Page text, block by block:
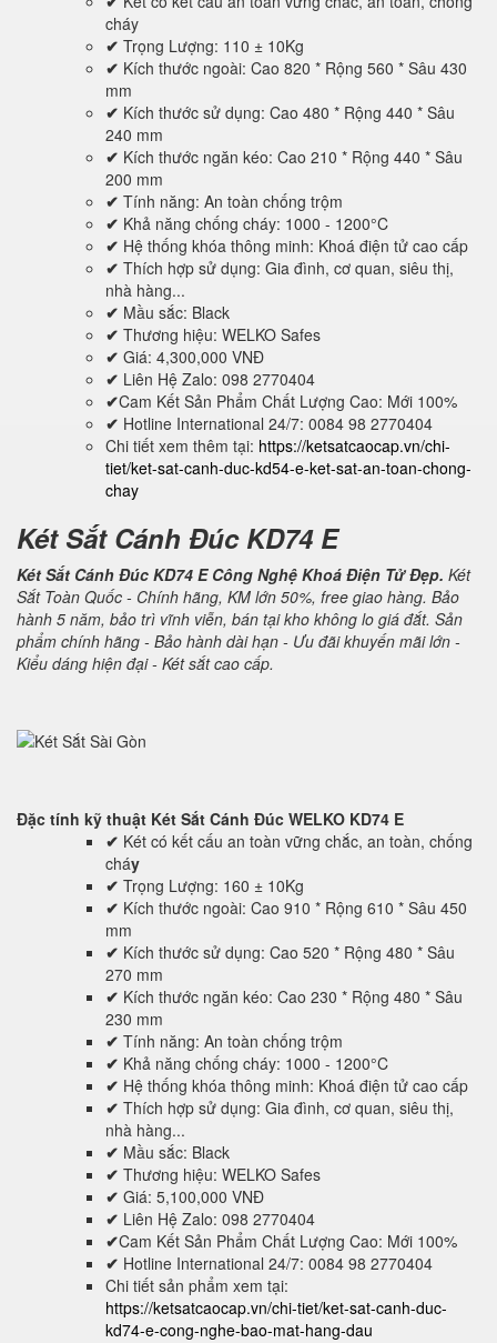
cháy
✔ Trọng Lượng: 110 ± 10Kg
✔ Kích thước ngoài: Cao 820 * Rộng 560 * Sâu 430
mm
✔ Kích thước sử dụng: Cao 480 * Rộng 440 * Sâu
240 mm
✔ Kích thước ngăn kéo: Cao 210 * Rộng 440 * Sâu
200 mm
✔ Tính năng: An toàn chống trộm
✔ Khả năng chống cháy: 1000 - 1200°C
✔ Hệ thống khóa thông minh: Khoá điện tử cao cấp
✔ Thích hợp sử dụng: Gia đình, cơ quan, siêu thị,
nhà hàng...
✔ Mầu sắc: Black
✔ Thương hiệu: WELKO Safes
✔ Giá: 4,300,000 VNĐ
✔ Liên Hệ Zalo: 098 2770404
✔Cam Kết Sản Phẩm Chất Lượng Cao: Mới 100%
✔ Hotline International 24/7: 0084 98 2770404
Chi tiết xem thêm tại: https://ketsatcaocap.vn/chi-
tiet/ket-sat-canh-duc-kd54-e-ket-sat-an-toan-chong-
chay
Két Sắt Cánh Đúc KD74 E
Két Sắt Cánh Đúc KD74 E Công Nghệ Khoá Điện Tử Đẹp. Két
Sắt Toàn Quốc - Chính hãng, KM lớn 50%, free giao hàng. Bảo
hành 5 năm, bảo trì vĩnh viễn, bán tại kho không lo giá đắt. Sản
phẩm chính hãng - Bảo hành dài hạn - Ưu đãi khuyến mãi lớn -
Kiểu dáng hiện đại - Két sắt cao cấp.
Đặc tính kỹ thuật Két Sắt Cánh Đúc WELKO KD74 E
✔ Két có kết cấu an toàn vững chắc, an toàn, chống
cháy
✔ Trọng Lượng: 160 ± 10Kg
✔ Kích thước ngoài: Cao 910 * Rộng 610 * Sâu 450
mm
✔ Kích thước sử dụng: Cao 520 * Rộng 480 * Sâu
270 mm
✔ Kích thước ngăn kéo: Cao 230 * Rộng 480 * Sâu
230 mm
✔ Tính năng: An toàn chống trộm
✔ Khả năng chống cháy: 1000 - 1200°C
✔ Hệ thống khóa thông minh: Khoá điện tử cao cấp
✔ Thích hợp sử dụng: Gia đình, cơ quan, siêu thị,
nhà hàng...
✔ Mầu sắc: Black
✔ Thương hiệu: WELKO Safes
✔ Giá: 5,100,000 VNĐ
✔ Liên Hệ Zalo: 098 2770404
✔Cam Kết Sản Phẩm Chất Lượng Cao: Mới 100%
✔ Hotline International 24/7: 0084 98 2770404
Chi tiết sản phẩm xem tại:
https://ketsatcaocap.vn/chi-tiet/ket-sat-canh-duc-
kd74-e-cong-nghe-bao-mat-hang-dau